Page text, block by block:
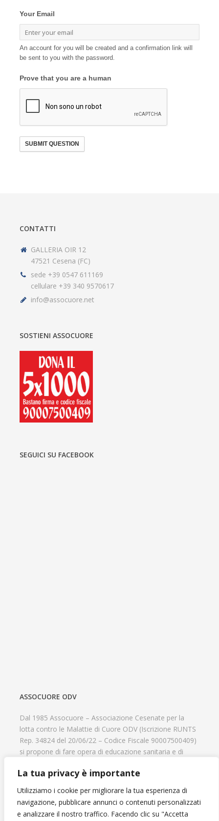
La tua privacy è importante
Utilizziamo i cookie per migliorare la tua esperienza di
navigazione, pubblicare annunci o contenuti personalizzati
e analizzare il nostro traffico. Facendo clic su "Accetta
Your Email
An account for you will be created and a confirmation link will
be sent to you with the password.
Prove that you are a human
SUBMIT QUESTION
CONTATTI
GALLERIA OIR 12
47521 Cesena (FC)
sede +39 0547 611169
cellulare +39 340 9570617
info@assocuore.net
SOSTIENI ASSOCUORE
SEGUICI SU FACEBOOK
ASSOCUORE ODV
Dal 1985 Assocuore – Associazione Cesenate per la
lotta contro le Malattie di Cuore ODV (Iscrizione RUNTS
Rep. 34824 del 20/06/22 – Codice Fiscale 90007500409)
si propone di fare opera di educazione sanitaria e di
psicofisico di tutti coloro che hanno un problema